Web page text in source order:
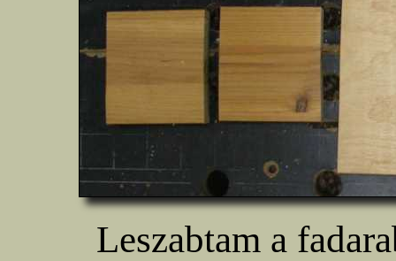
Leszabtam a